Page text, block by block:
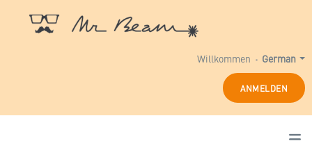
German
Willkommen
ANMELDEN